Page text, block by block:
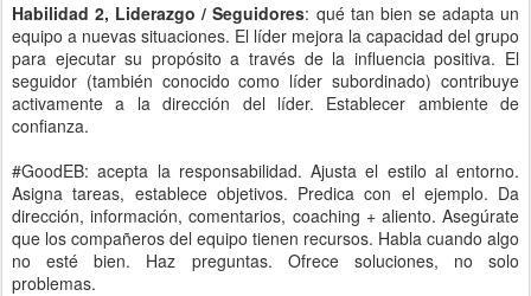
Habilidad 2, Liderazgo / Seguidores: qué tan bien se adapta un
equipo a nuevas situaciones. El líder mejora la capacidad del grupo
para ejecutar su propósito a través de la influencia positiva. El
seguidor (también conocido como líder subordinado) contribuye
activamente a la dirección del líder. Establecer ambiente de
confianza.
#GoodEB: acepta la responsabilidad. Ajusta el estilo al entorno.
Asigna tareas, establece objetivos. Predica con el ejemplo. Da
dirección, información, comentarios, coaching + aliento. Asegúrate
que los compañeros del equipo tienen recursos. Habla cuando algo
no esté bien. Haz preguntas. Ofrece soluciones, no solo
problemas.